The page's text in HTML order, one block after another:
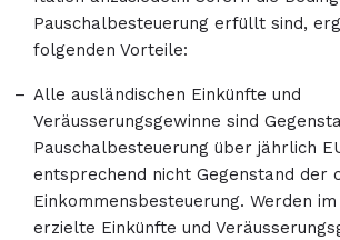
Pauschalbesteuerung erfüllt sind,
folgenden Vorteile:
Alle ausländischen Einkünfte und
Veräusserungsgewinne sind
Pauschalbesteuerung über jährlich
entsprechend nicht Gegenstand der
Einkommensbesteuerung. Werden im
erzielte Einkünfte und